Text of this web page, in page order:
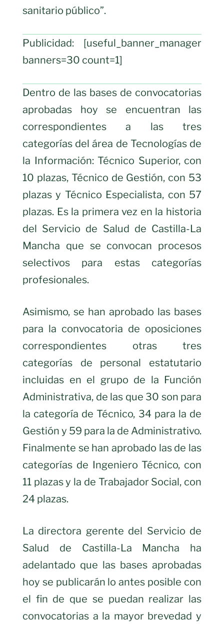
sanitario público”.
Publicidad: [useful_banner_manager
banners=30 count=1]
Dentro de las bases de convocatorias
aprobadas hoy se encuentran las
correspondientes a las tres
categorías del área de Tecnologías de
la Información: Técnico Superior, con
10 plazas, Técnico de Gestión, con 53
plazas y Técnico Especialista, con 57
plazas. Es la primera vez en la historia
del Servicio de Salud de Castilla-La
Mancha que se convocan procesos
selectivos para estas categorías
profesionales.
Asimismo, se han aprobado las bases
para la convocatoria de oposiciones
correspondientes otras tres
categorías de personal estatutario
incluidas en el grupo de la Función
Administrativa, de las que 30 son para
la categoría de Técnico, 34 para la de
Gestión y 59 para la de Administrativo.
Finalmente se han aprobado las de las
categorías de Ingeniero Técnico, con
11 plazas y la de Trabajador Social, con
24 plazas.
La directora gerente del Servicio de
Salud de Castilla-La Mancha ha
adelantado que las bases aprobadas
hoy se publicarán lo antes posible con
el fin de que se puedan realizar las
convocatorias a la mayor brevedad y